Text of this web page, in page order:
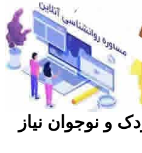
و نوجوان نیاز